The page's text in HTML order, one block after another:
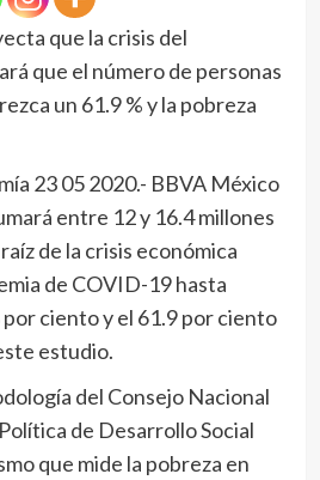
que la crisis del
que el número de personas
un 61.9 % y la pobreza
23 05 2020.- BBVA México
entre 12 y 16.4 millones
de la crisis económica
de COVID-19 hasta
ciento y el 61.9 por ciento
estudio.
del Consejo Nacional
de Desarrollo Social
que mide la pobreza en